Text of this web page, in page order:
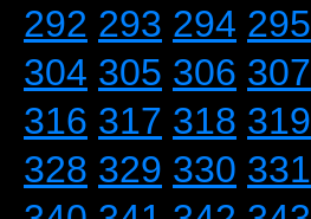
292 293 294 295
304 305 306 307
316 317 318 319
328 329 330 331